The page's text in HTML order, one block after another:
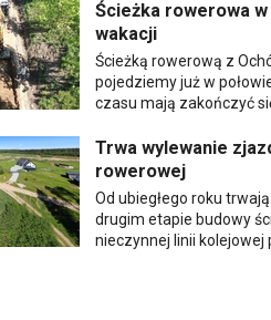
Ścieżka rowerowa
wakacji
Ścieżką rowerową z
pojedziemy już w
czasu mają zakończyć
Trwa wylewanie
rowerowej
Od ubiegłego roku
drugim etapie budowy
nieczynnej linii kolejowej